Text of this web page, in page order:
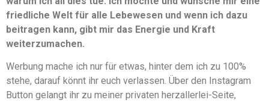
friedliche Welt für alle Lebewesen und wenn ich dazu
beitragen kann, gibt mir das Energie und Kraft
weiterzumachen.
Werbung mache ich nur für etwas, hinter dem ich zu 100%
stehe, darauf könnt ihr euch verlassen. Über den Instagram
Button gelangt ihr zu meiner privaten herzallerlei-Seite,